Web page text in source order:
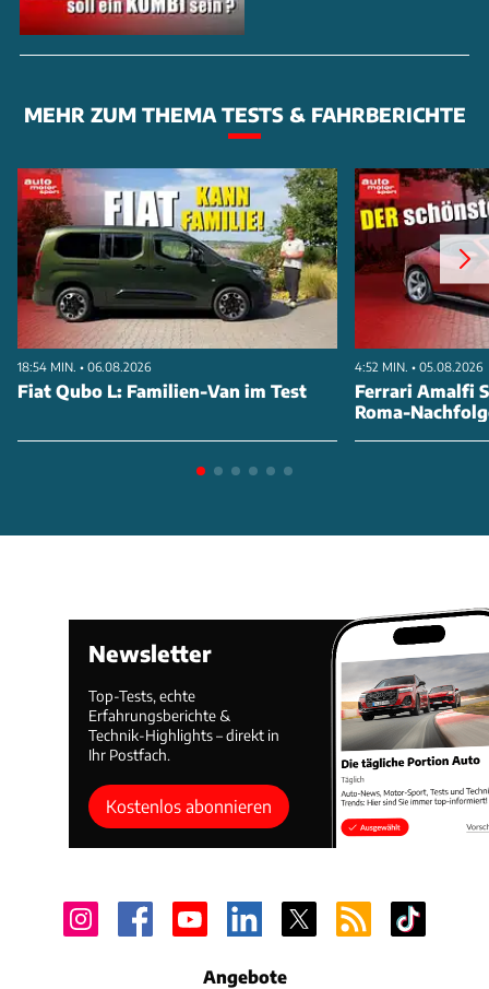
MEHR ZUM THEMA TESTS & FAHRBERICHTE
18:54 MIN. • 06.08.2026
Fiat Qubo L: Familien-Van im Test
4:52 MIN. • 05.08.2026
Ferrari Amalfi
Roma-
Newsletter
Top-Tests, echte
Erfahrungsberichte &
Technik-Highlights – direkt in
Ihr Postfach.
Kostenlos abonnieren
Angebote